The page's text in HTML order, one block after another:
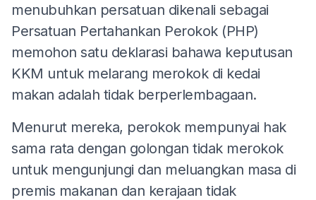
menubuhkan persatuan dikenali sebagai
Persatuan Pertahankan Perokok (PHP)
memohon satu deklarasi bahawa keputusan
KKM untuk melarang merokok di kedai
makan adalah tidak berperlembagaan.
Menurut mereka, perokok mempunyai hak
sama rata dengan golongan tidak merokok
untuk mengunjungi dan meluangkan masa di
premis makanan dan kerajaan tidak